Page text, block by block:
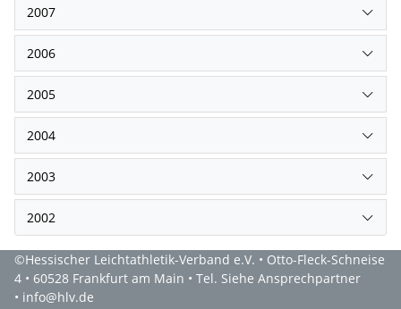
2007
2006
2005
2004
2003
2002
©Hessischer Leichtathletik-Verband e.V. • Otto-Fleck-Schneise
4 • 60528 Frankfurt am Main • Tel. Siehe Ansprechpartner
• info@hlv.de